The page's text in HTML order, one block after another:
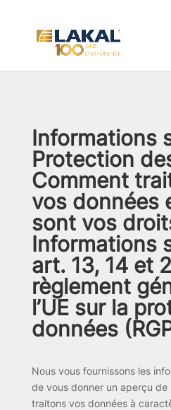
Informations
Protection
Comment
vos données
sont vos
Informations
art. 13, 14 et
règlement
l’UE sur la
données
Nous vous fournissons les
de vous donner un aperçu de
traitons vos données à